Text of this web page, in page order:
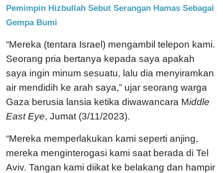
Pemimpin Hizbullah Sebut Serangan Hamas Sebagai
Gempa Bumi
“Mereka (tentara Israel) mengambil telepon kami.
Seorang pria bertanya kepada saya apakah
saya ingin minum sesuatu, lalu dia menyiramkan
air mendidih ke arah saya,” ujar seorang warga
Gaza berusia lansia ketika diwawancara Middle
East Eye, Jumat (3/11/2023).
“Mereka memperlakukan kami seperti anjing,
mereka menginterogasi kami saat berada di Tel
Aviv. Tangan kami diikat ke belakang dan hampir